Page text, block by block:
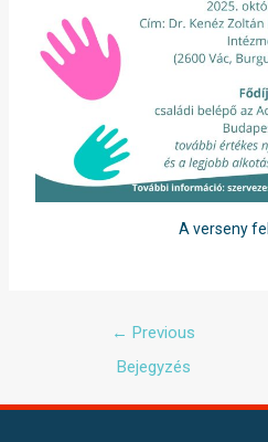
A verseny
← Previous
Bejegyzés